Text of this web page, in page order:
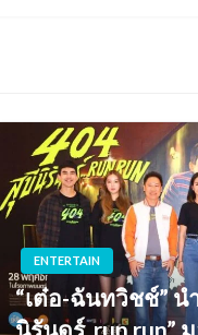
ENTERTAIN
“เต๋อ-ฉันทวิชช์”
นิรันดร์..run run”